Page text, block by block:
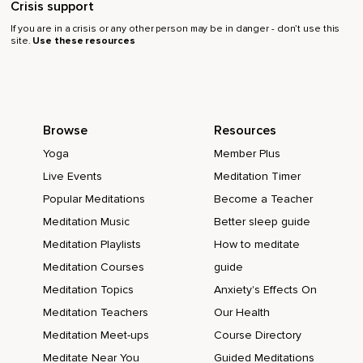
Que retrouvez-vous?
La seule façon d'apprendre à dire non,
C'est en commençant à dire non.
et plus nous nous affirmons,
Notre capacité à ne pas s'accrocher aux pensées
Crisis support
If you are in a crisis or any other person may be in danger - don’t use this
site. Use these resources
Browse
Yoga
Live Events
Popular Meditations
Meditation Music
Meditation Playlists
Meditation Courses
Meditation Topics
Meditation Teachers
Meditation Meet-ups
Meditate Near You
Resources
Member Plus
Meditation Timer
Become a Teacher
Better sleep guide
How to meditate
guide
Anxiety's Effects On
Our Health
Course Directory
Guided Meditations